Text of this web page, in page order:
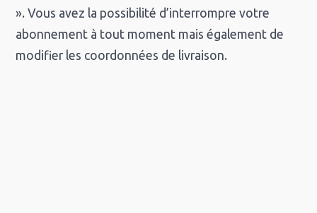
». Vous avez la possibilité d’interrompre votre
abonnement à tout moment mais également de
modifier les coordonnées de livraison.